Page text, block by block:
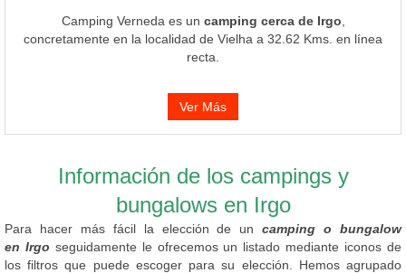
Camping Verneda es un camping cerca de Irgo
concretamente en la localidad de Vielha a 32.62 Kms. en línea
recta.
Ver Más
Información de los campings y
bungalows en Irgo
Para hacer más fácil la elección de uncamping o bungalow
en Irgo seguidamente le ofrecemos un listado mediante iconos de
los filtros que puede escoger para su elección. Hemos agrupado